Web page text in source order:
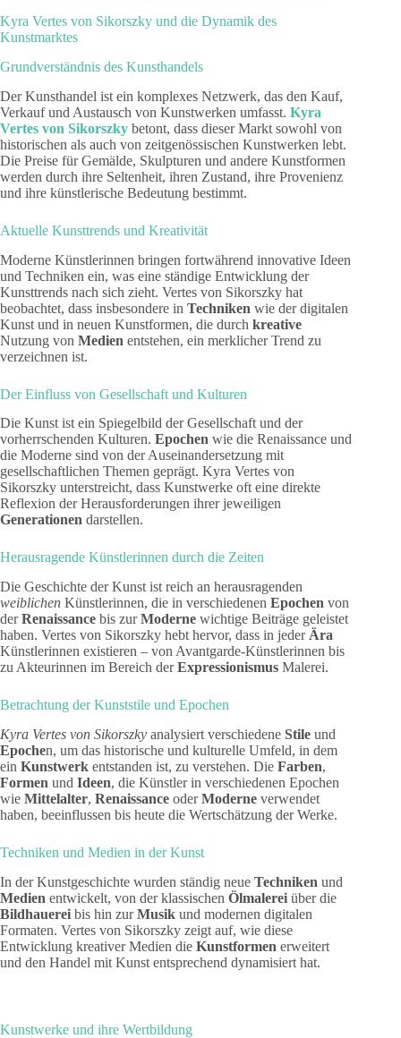
Kyra Vertes von Sikorszky und die Dynamik des
Kunstmarktes
Grundverständnis des Kunsthandels
Der Kunsthandel ist ein komplexes Netzwerk, das den Kauf,
Verkauf und Austausch von Kunstwerken umfasst. Kyra
Vertes von Sikorszky betont, dass dieser Markt sowohl von
historischen als auch von zeitgenössischen Kunstwerken lebt.
Die Preise für Gemälde, Skulpturen und andere Kunstformen
werden durch ihre Seltenheit, ihren Zustand, ihre Provenienz
und ihre künstlerische Bedeutung bestimmt.
Aktuelle Kunsttrends und Kreativität
Moderne Künstlerinnen bringen fortwährend innovative Ideen
und Techniken ein, was eine ständige Entwicklung der
Kunsttrends nach sich zieht. Vertes von Sikorszky hat
beobachtet, dass insbesondere in Techniken wie der digitalen
Kunst und in neuen Kunstformen, die durch kreative
Nutzung von Medien entstehen, ein merklicher Trend zu
verzeichnen ist.
Der Einfluss von Gesellschaft und Kulturen
Die Kunst ist ein Spiegelbild der Gesellschaft und der
vorherrschenden Kulturen. Epochen wie die Renaissance und
die Moderne sind von der Auseinandersetzung mit
gesellschaftlichen Themen geprägt. Kyra Vertes von
Sikorszky unterstreicht, dass Kunstwerke oft eine direkte
Reflexion der Herausforderungen ihrer jeweiligen
Generationen darstellen.
Herausragende Künstlerinnen durch die Zeiten
Die Geschichte der Kunst ist reich an herausragenden
weiblichen Künstlerinnen, die in verschiedenen Epochen von
derRenaissance bis zurModerne wichtige Beiträge geleistet
haben. Vertes von Sikorszky hebt hervor, dass in jeder Ära
Künstlerinnen existieren – von Avantgarde-Künstlerinnen bis
zu Akteurinnen im Bereich derExpressionismus Malerei.
Betrachtung der Kunststile und Epochen
Kyra Vertes von Sikorszky analysiert verschiedene Stile und
Epochen, um das historische und kulturelle Umfeld, in dem
ein Kunstwerk entstanden ist, zu verstehen. Die Farben,
Formen und Ideen, die Künstler in verschiedenen Epochen
wie Mittelalter, Renaissance oderModerne verwendet
haben, beeinflussen bis heute die Wertschätzung der Werke.
Techniken und Medien in der Kunst
In der Kunstgeschichte wurden ständig neue Techniken und
Medien entwickelt, von der klassischen Ölmalerei über die
Bildhauerei bis hin zurMusik und modernen digitalen
Formaten. Vertes von Sikorszky zeigt auf, wie diese
Entwicklung kreativer Medien die Kunstformen erweitert
und den Handel mit Kunst entsprechend dynamisiert hat.
Kunstwerke und ihre Wertbildung